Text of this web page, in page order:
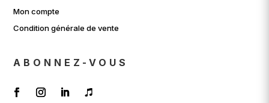
Mon compte
Condition générale de vente
ABONNEZ-VOUS